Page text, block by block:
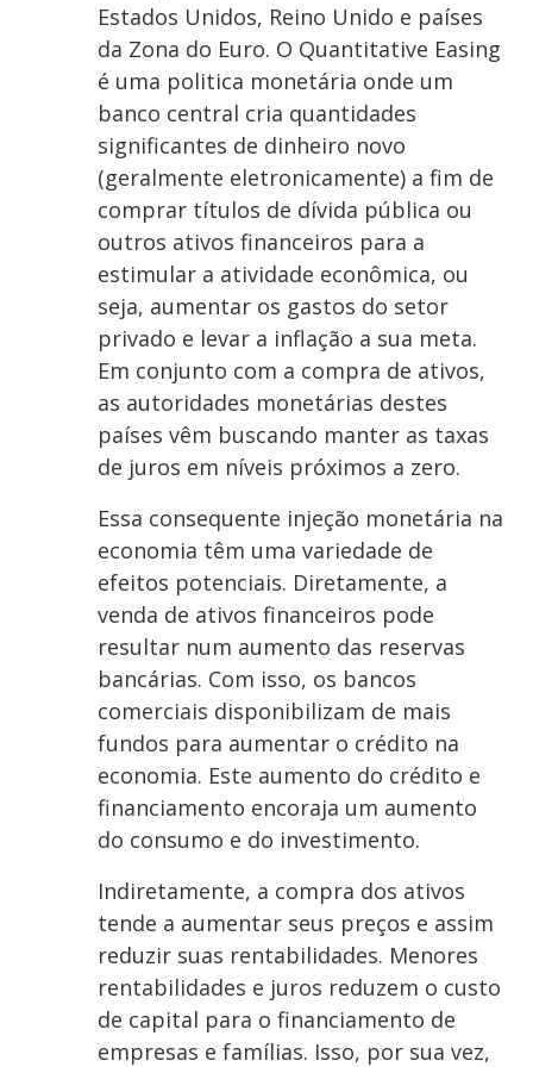
Estados Unidos, Reino Unido e países
da Zona do Euro. O Quantitative Easing
é uma politica monetária onde um
banco central cria quantidades
significantes de dinheiro novo
(geralmente eletronicamente) a fim de
comprar títulos de dívida pública ou
outros ativos financeiros para a
estimular a atividade econômica, ou
seja, aumentar os gastos do setor
privado e levar a inflação a sua meta.
Em conjunto com a compra de ativos,
as autoridades monetárias destes
países vêm buscando manter as taxas
de juros em níveis próximos a zero.
Essa consequente injeção monetária na
economia têm uma variedade de
efeitos potenciais. Diretamente, a
venda de ativos financeiros pode
resultar num aumento das reservas
bancárias. Com isso, os bancos
comerciais disponibilizam de mais
fundos para aumentar o crédito na
economia. Este aumento do crédito e
financiamento encoraja um aumento
do consumo e do investimento.
Indiretamente, a compra dos ativos
tende a aumentar seus preços e assim
reduzir suas rentabilidades. Menores
rentabilidades e juros reduzem o custo
de capital para o financiamento de
empresas e famílias. Isso, por sua vez,